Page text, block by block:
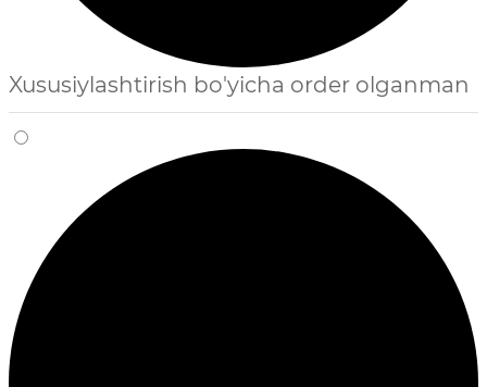
Xususiylashtirish bo'yicha order olganman